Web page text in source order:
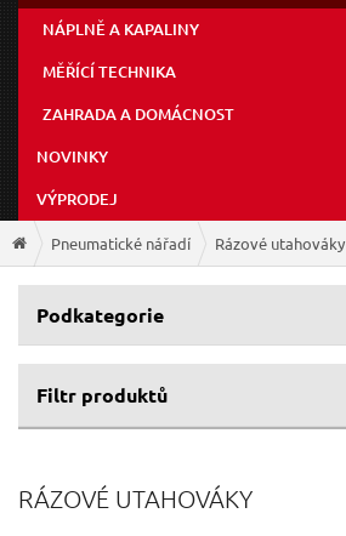
NÁPLNĚ A KAPALINY
MĚŘÍCÍ TECHNIKA
ZAHRADA A DOMÁCNOST
NOVINKY
VÝPRODEJ
Pneumatické nářadí Rázové utahováky
Podkategorie
Filtr produktů
Výrobce
RÁZOVÉ UTAHOVÁKY